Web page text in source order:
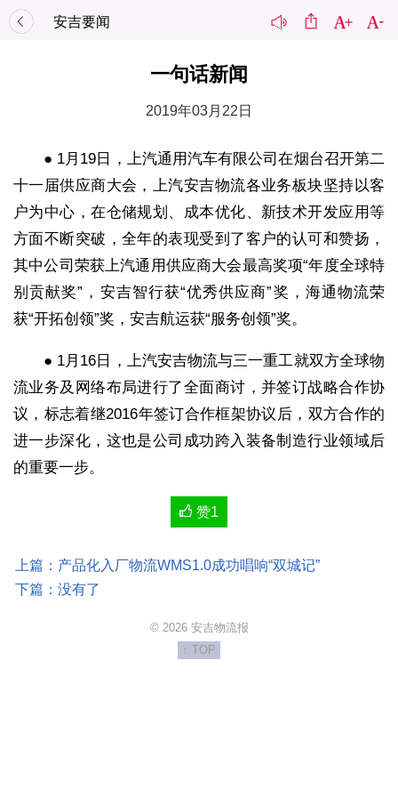
安吉要闻
一句话新闻
2019年03月22日
● 1月19日，上汽通用汽车有限公司在烟台召开第二
十一届供应商大会，上汽安吉物流各业务板块坚持以客
户为中心，在仓储规划、成本优化、新技术开发应用等
方面不断突破，全年的表现受到了客户的认可和赞扬，
其中公司荣获上汽通用供应商大会最高奖项“年度全球特
别贡献奖”，安吉智行获“优秀供应商”奖，海通物流荣
获“开拓创领”奖，安吉航运获“服务创领”奖。
● 1月16日，上汽安吉物流与三一重工就双方全球物
流业务及网络布局进行了全面商讨，并签订战略合作协
议，标志着继2016年签订合作框架协议后，双方合作的
进一步深化，这也是公司成功跨入装备制造行业领域后
的重要一步。
赞1
上篇：产品化入厂物流WMS1.0成功唱响“双城记”
下篇：没有了
© 2026 安吉物流报
↑ TOP